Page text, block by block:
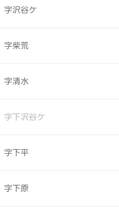
字沢谷ケ
字柴荒
字清水
字下沢谷ケ
字下平
字下原